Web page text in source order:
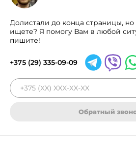
Долистали до конца страницы, но
ищете? Я помогу Вам в любой
пишите!
+375 (29) 335-09-09
Обратный